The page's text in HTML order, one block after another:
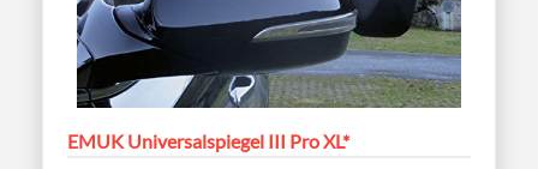
EMUK Universalspiegel III Pro XL*